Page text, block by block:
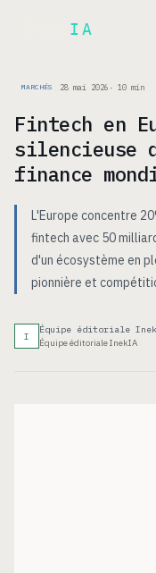
IA
MARCHÉS 28 mai 2026 · 10 min
Fintech en
silencieuse
finance
L'Europe concentre
fintech avec 50
d'un écosystème en
pionnière et
I
Équipe éditoriale
Équipe éditoriale InekIA